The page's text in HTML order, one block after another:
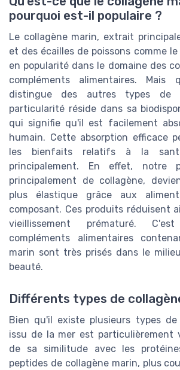
pourquoi est-il populaire ?
Le collagène marin, extrait
et des écailles de poissons comme
en popularité dans le domaine des
compléments alimentaires.
distingue des autres types de
particularité réside dans sa
qui signifie qu'il est facilement
humain. Cette absorption efficace
les bienfaits relatifs à la
principalement. En effet, notre
principalement de collagène,
plus élastique grâce aux
composant. Ces produits réduisent
vieillissement prématuré.
compléments alimentaires
marin sont très prisés dans le
beauté.
Différents types de
Bien qu'il existe plusieurs types de
issu de la mer est particulièrement
de sa similitude avec les
peptides de collagène marin, plus